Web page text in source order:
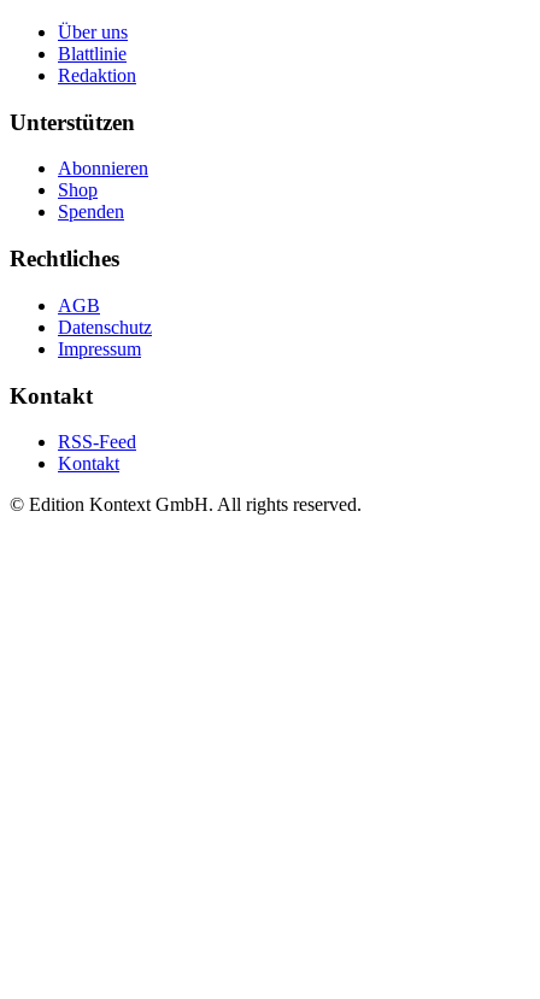
Über uns
Blattlinie
Redaktion
Unterstützen
Abonnieren
Shop
Spenden
Rechtliches
AGB
Datenschutz
Impressum
Kontakt
RSS-Feed
Kontakt
© Edition Kontext GmbH. All rights reserved.